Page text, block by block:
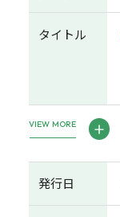
タイトル
VIEW MORE
発行日